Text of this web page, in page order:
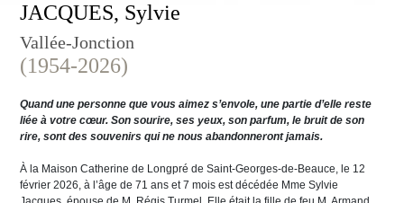
JACQUES, Sylvie
Vallée-Jonction
(1954-2026)
Quand une personne que vous aimez s’envole, une partie d’elle reste
liée à votre cœur. Son sourire, ses yeux, son parfum, le bruit de son
rire, sont des souvenirs qui ne nous abandonneront jamais.
À la Maison Catherine de Longpré de Saint-Georges-de-Beauce, le 12
février 2026, à l’âge de 71 ans et 7 mois est décédée Mme Sylvie